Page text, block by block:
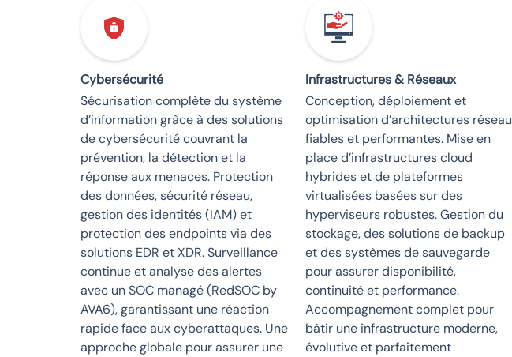
Cybersécurité
Sécurisation complète du système
d’information grâce à des solutions
de cybersécurité couvrant la
prévention, la détection et la
réponse aux menaces. Protection
des données, sécurité réseau,
gestion des identités (IAM) et
protection des endpoints via des
solutions EDR et XDR. Surveillance
continue et analyse des alertes
avec un SOC managé (RedSOC by
AVA6), garantissant une réaction
rapide face aux cyberattaques. Une
approche globale pour assurer une
Infrastructures & Réseaux
Conception, déploiement et
optimisation d’architectures réseau
fiables et performantes. Mise en
place d’infrastructures cloud
hybrides et de plateformes
virtualisées basées sur des
hyperviseurs robustes. Gestion du
stockage, des solutions de backup
et des systèmes de sauvegarde
pour assurer disponibilité,
continuité et performance.
Accompagnement complet pour
bâtir une infrastructure moderne,
évolutive et parfaitement